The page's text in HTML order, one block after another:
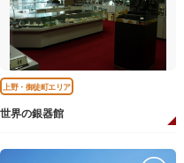
上野・御徒町エリア
世界の銀器館